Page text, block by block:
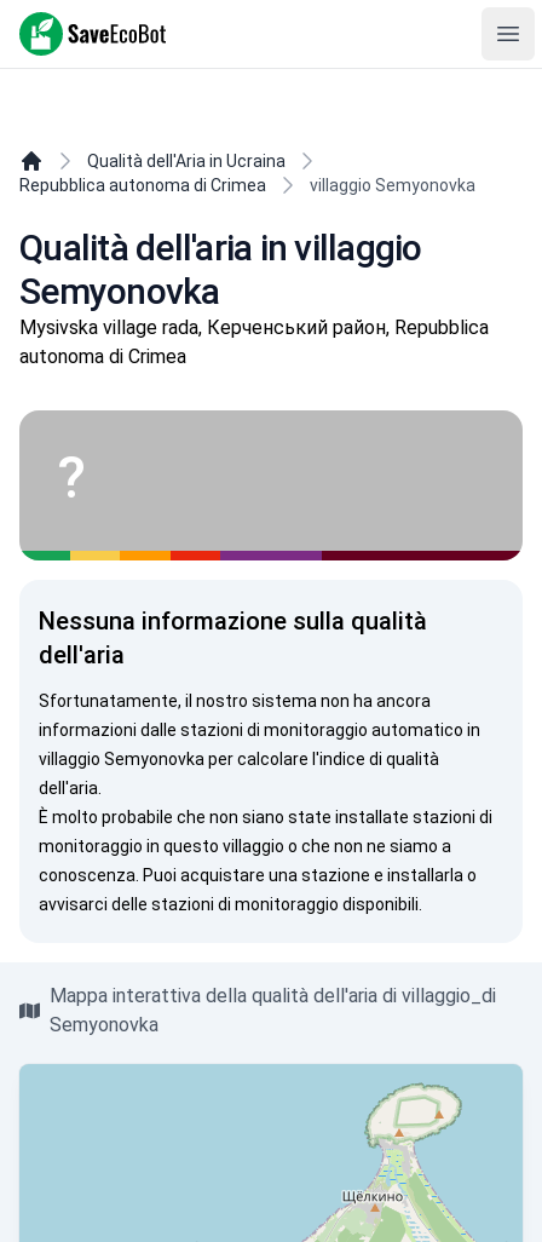
SaveEcoBot
Qualità dell'Aria in Ucraina
Repubblica autonoma di Crimea
villaggio Semyonovka
Qualità dell'aria in villaggio
Semyonovka
Mysivska village rada, Керченський район, Repubblica
autonoma di Crimea
?
Nessuna informazione sulla qualità
dell'aria
Sfortunatamente, il nostro sistema non ha ancora
informazioni dalle stazioni di monitoraggio automatico in
villaggio Semyonovka per calcolare l'indice di qualità
dell'aria.
È molto probabile che non siano state installate stazioni di
monitoraggio in questo villaggio o che non ne siamo a
conoscenza. Puoi acquistare una stazione e installarla o
avvisarci delle stazioni di monitoraggio disponibili.
Mappa interattiva della qualità dell'aria di villaggio_di
Semyonovka